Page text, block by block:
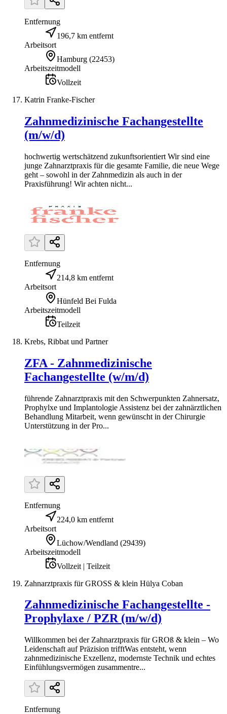
Entfernung
196,7 km entfernt
Arbeitsort
Hamburg (22453)
Arbeitszeitmodell
Vollzeit
Katrin Franke-Fischer
Zahnmedizinische Fachangestellte
(m/w/d)
hochwertig wertschätzend zukunftsorientiert Wir sind eine
junge Zahnarztpraxis für die gesamte Familie, die neue Wege
geht – sowohl in der Zahnmedizin als auch in der
Praxisführung! Wir achten nicht...
Entfernung
214,8 km entfernt
Arbeitsort
Hünfeld Bei Fulda
Arbeitszeitmodell
Teilzeit
Krebs, Ribbat und Partner
ZFA - Zahnmedizinische
Fachangestellte (w/m/d)
führende Zahnarztpraxis mit den Schwerpunkten Zahnersatz,
Prophylxe und Implantologie Assistenz bei der zahnärztlichen
Behandlung Mitarbeit, wenn gewünscht in der Chirurgie
Unterstützung in der Pro...
Entfernung
224,0 km entfernt
Arbeitsort
Lüchow/Wendland (29439)
Arbeitszeitmodell
Vollzeit | Teilzeit
Zahnarztpraxis für GROSS & klein Hülya Coban
Zahnmedizinische Fachangestellte -
Prophylaxe / PZR (m/w/d)
Willkommen bei der Zahnarztpraxis für GROß & klein – Wo
Leidenschaft auf Präzision trifftWas entsteht, wenn
zahnmedizinische Exzellenz, modernste Technik und echtes
Einfühlungsvermögen zusammentre...
Entfernung